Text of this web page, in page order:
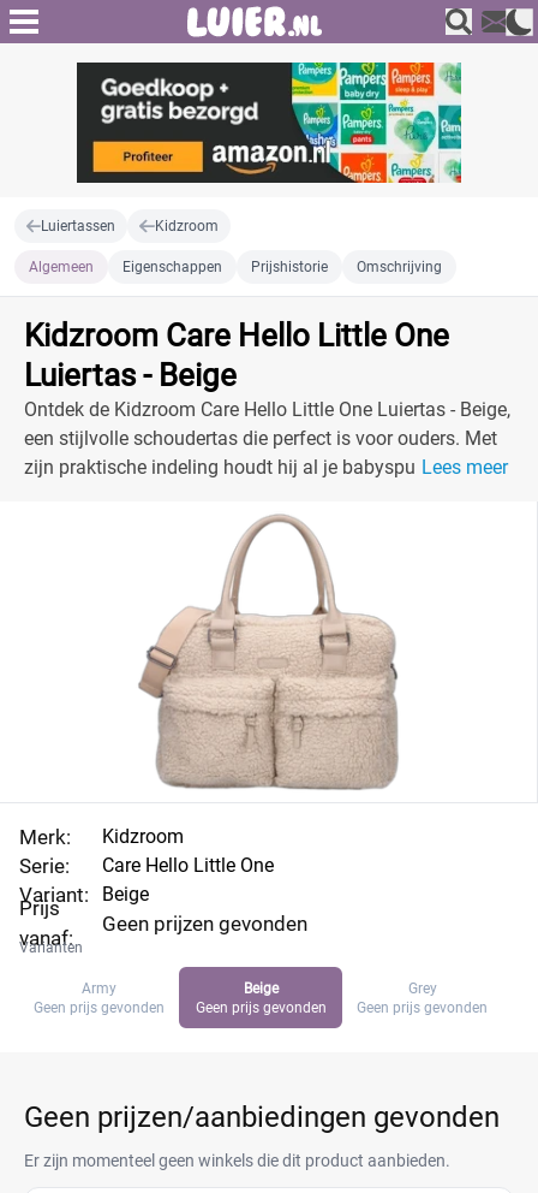
Luiertassen Kidzroom
Algemeen Eigenschappen Prijshistorie Omschrijving
Kidzroom Care Hello Little One
Luiertas - Beige
Ontdek de Kidzroom Care Hello Little One Luiertas - Beige,
een stijlvolle schoudertas die perfect is voor ouders. Met
zijn praktische indeling houdt hij al je babyspullenLees meer
Merk:
Serie:
Variant:
Prijs
vanaf:
Kidzroom
Care Hello Little One
Beige
Geen prijzen gevonden
Varianten
Army
Geen prijs gevonden
Beige
Geen prijs gevonden
Grey
Geen prijs gevonden
Geen prijzen/aanbiedingen gevonden
Er zijn momenteel geen winkels die dit product aanbieden.